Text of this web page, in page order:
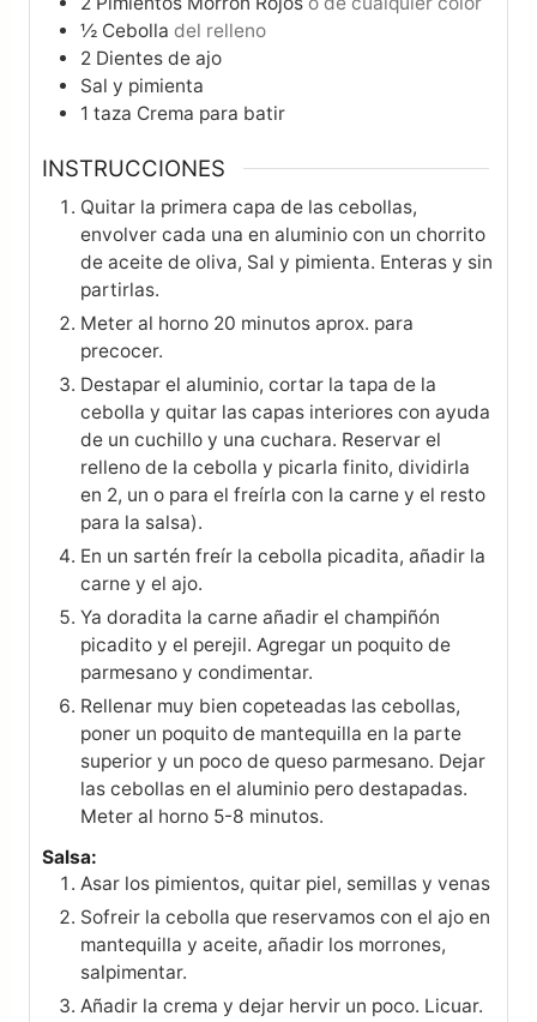
½ Cebolla del relleno
2 Dientes de ajo
Sal y pimienta
1 taza Crema para batir
INSTRUCCIONES
Quitar la primera capa de las cebollas,
envolver cada una en aluminio con un chorrito
de aceite de oliva, Sal y pimienta. Enteras y sin
partirlas.
Meter al horno 20 minutos aprox. para
precocer.
Destapar el aluminio, cortar la tapa de la
cebolla y quitar las capas interiores con ayuda
de un cuchillo y una cuchara. Reservar el
relleno de la cebolla y picarla finito, dividirla
en 2, un o para el freírla con la carne y el resto
para la salsa).
En un sartén freír la cebolla picadita, añadir la
carne y el ajo.
Ya doradita la carne añadir el champiñón
picadito y el perejil. Agregar un poquito de
parmesano y condimentar.
Rellenar muy bien copeteadas las cebollas,
poner un poquito de mantequilla en la parte
superior y un poco de queso parmesano. Dejar
las cebollas en el aluminio pero destapadas.
Meter al horno 5-8 minutos.
Salsa:
Asar los pimientos, quitar piel, semillas y venas
Sofreir la cebolla que reservamos con el ajo en
mantequilla y aceite, añadir los morrones,
salpimentar.
Añadir la crema y dejar hervir un poco. Licuar.